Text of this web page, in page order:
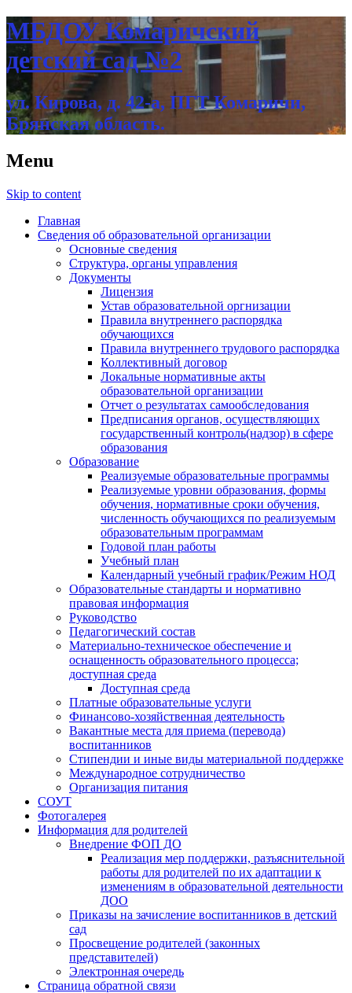
МБДОУ Комаричский
детский сад №2
ул. Кирова, д. 42-а, ПГТ Комаричи,
Брянская область.
Menu
Skip to content
Главная
Сведения об образовательной организации
Основные сведения
Структура, органы управления
Документы
Лицензия
Устав образовательной оргнизации
Правила внутреннего распорядка
обучающихся
Правила внутреннего трудового распорядка
Коллективный договор
Локальные нормативные акты
образовательной организации
Отчет о результатах самообследования
Предписания органов, осуществляющих
государственный контроль(надзор) в сфере
образования
Образование
Реализуемые образовательные программы
Реализуемые уровни образования, формы
обучения, нормативные сроки обучения,
численность обучающихся по реализуемым
образовательным программам
Годовой план работы
Учебный план
Календарный учебный график/Режим НОД
Образовательные стандарты и нормативно
правовая информация
Руководство
Педагогический состав
Материально-техническое обеспечение и
оснащенность образовательного процесса;
доступная среда
Доступная среда
Платные образовательные услуги
Финансово-хозяйственная деятельность
Вакантные места для приема (перевода)
воспитанников
Стипендии и иные виды материальной поддержке
Международное сотрудничество
Организация питания
СОУТ
Фотогалерея
Информация для родителей
Внедрение ФОП ДО
Реализация мер поддержки, разъяснительной
работы для родителей по их адаптации к
изменениям в образовательной деятельности
ДОО
Приказы на зачисление воспитанников в детский
сад
Просвещение родителей (законных
представителей)
Электронная очередь
Страница обратной связи